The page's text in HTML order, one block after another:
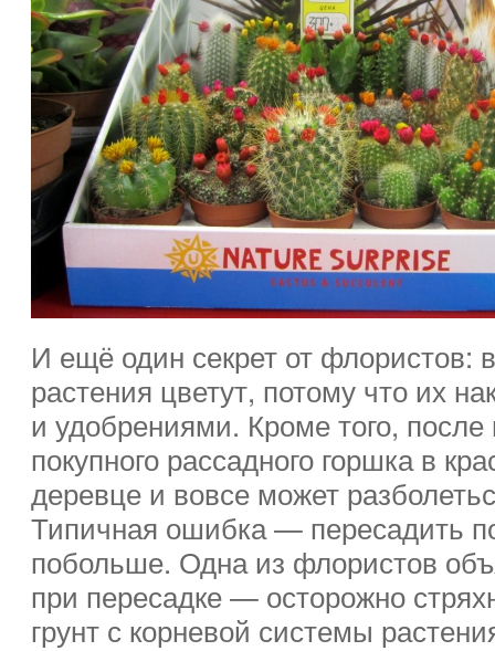
И ещё один секрет от флористов:
растения цветут, потому что их
и удобрениями. Кроме того, после
покупного рассадного горшка в
деревце и вовсе может
Типичная ошибка — пересадить
побольше. Одна из флористов
при пересадке — осторожно
грунт с корневой системы